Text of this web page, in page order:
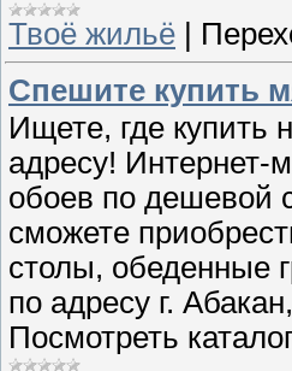
Твоё жильё |
Спешите купить
Ищете, где купить
адресу!
обоев по дешевой
сможете
столы, обеденные
по адресу г.
Посмотреть